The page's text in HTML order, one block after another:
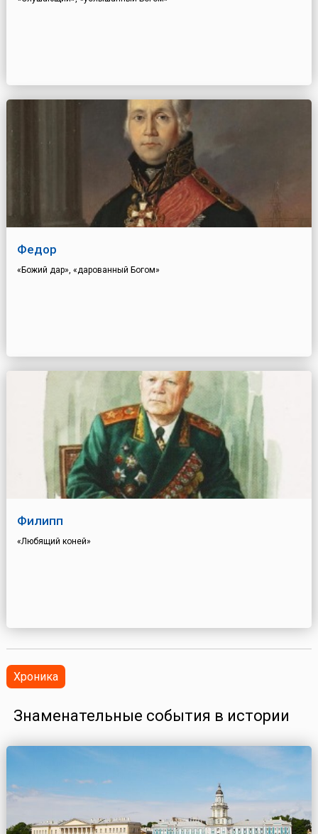
Федор
«Божий дар», «дарованный Богом»
Филипп
«Любящий коней»
Хроника
Знаменательные события в истории